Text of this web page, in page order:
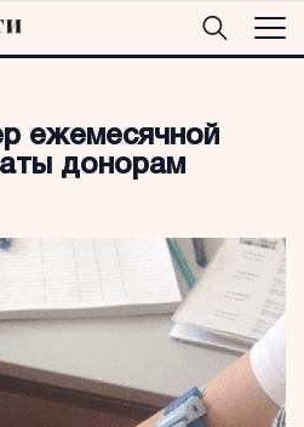
ежемесячной
донорам